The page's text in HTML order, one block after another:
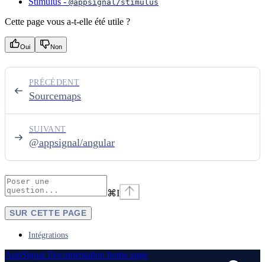
@appsignal/stimulus
Cette page vous a-t-elle été utile ?
Oui Non
Sourcemaps
PRÉCÉDENT
@appsignal/angular
SUIVANT
⌘I
SUR CETTE PAGE
Intégrations
AppSignal Documentation home page